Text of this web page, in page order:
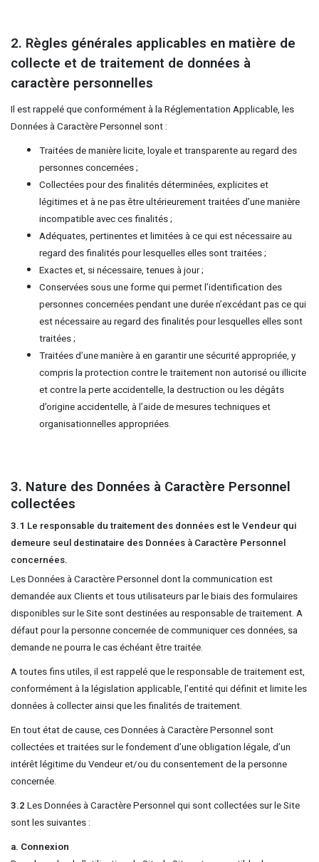
2. Règles générales applicables en matière de
collecte et de traitement de données à
caractère personnelles
Il est rappelé que conformément à la Réglementation Applicable, les
Données à Caractère Personnel sont :
Traitées de manière licite, loyale et transparente au regard des
personnes concernées ;
Collectées pour des finalités déterminées, explicites et
légitimes et à ne pas être ultérieurement traitées d’une manière
incompatible avec ces finalités ;
Adéquates, pertinentes et limitées à ce qui est nécessaire au
regard des finalités pour lesquelles elles sont traitées ;
Exactes et, si nécessaire, tenues à jour ;
Conservées sous une forme qui permet l’identification des
personnes concernées pendant une durée n’excédant pas ce qui
est nécessaire au regard des finalités pour lesquelles elles sont
traitées ;
Traitées d’une manière à en garantir une sécurité appropriée, y
compris la protection contre le traitement non autorisé ou illicite
et contre la perte accidentelle, la destruction ou les dégâts
d’origine accidentelle, à l’aide de mesures techniques et
organisationnelles appropriées.
3. Nature des Données à Caractère Personnel
collectées
3.1 Le responsable du traitement des données est le Vendeur qui
demeure seul destinataire des Données à Caractère Personnel
concernées.
Les Données à Caractère Personnel dont la communication est
demandée aux Clients et tous utilisateurs par le biais des formulaires
disponibles sur le Site sont destinées au responsable de traitement. A
défaut pour la personne concernée de communiquer ces données, sa
demande ne pourra le cas échéant être traitée.
A toutes fins utiles, il est rappelé que le responsable de traitement est,
conformément à la législation applicable, l’entité qui définit et limite les
données à collecter ainsi que les finalités de traitement.
En tout état de cause, ces Données à Caractère Personnel sont
collectées et traitées sur le fondement d’une obligation légale, d’un
intérêt légitime du Vendeur et/ou du consentement de la personne
concernée.
3.2 Les Données à Caractère Personnel qui sont collectées sur le Site
sont les suivantes :
a. Connexion